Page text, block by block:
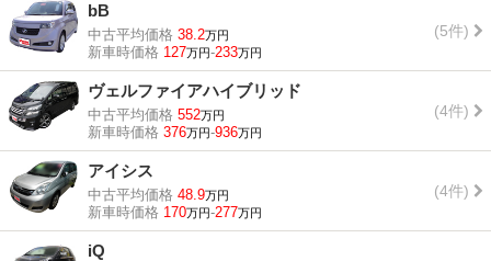
bB
中古平均価格 38.2万円
新車時価格 127万円-233万円
(5件)
ヴェルファイアハイブリッド
中古平均価格 552万円
新車時価格 376万円-936万円
(4件)
アイシス
中古平均価格 48.9万円
新車時価格 170万円-277万円
(4件)
iQ